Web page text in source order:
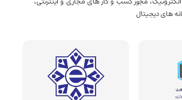
های دیجیتال